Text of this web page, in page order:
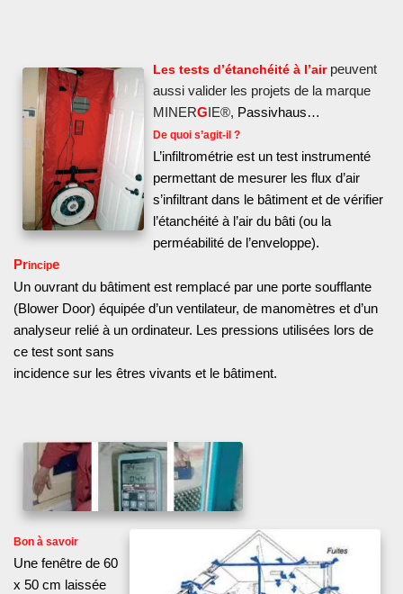
Les tests d’étanchéité à l’air peuvent
aussi valider les projets de la marque
MINERGIE®, Passivhaus…
De quoi s’agit-il ?
L’infiltrométrie est un test instrumenté
permettant de mesurer les flux d’air
s’infiltrant dans le bâtiment et de vérifier
l’étanchéité à l’air du bâti (ou la
perméabilité de l’enveloppe).
Principe
Un ouvrant du bâtiment est remplacé par une porte soufflante
(Blower Door) équipée d’un ventilateur, de manomètres et d’un
analyseur relié à un ordinateur. Les pressions utilisées lors de
ce test sont sans
incidence sur les êtres vivants et le bâtiment.
Bon à savoir
Une fenêtre de 60
x 50 cm laissée